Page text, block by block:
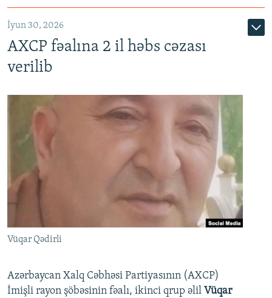
İyun 30, 2026
AXCP fəalına 2 il həbs cəzası
verilib
Vüqar Qədirli
Azərbaycan Xalq Cəbhəsi Partiyasının (AXCP)
İmişli rayon şöbəsinin fəalı, ikinci qrup əlil Vüqar